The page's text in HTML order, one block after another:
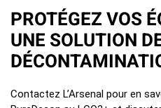
PROTÉGEZ VOS
UNE SOLUTION
Contactez L’Arsenal pour en